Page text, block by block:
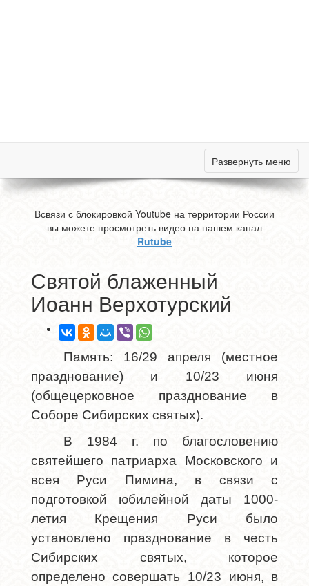
Развернуть меню
Всвязи с блокировкой Youtube на территории России
вы можете просмотреть видео на нашем канал
Rutube
Святой блаженный
Иоанн Верхотурский
Память: 16/29 апреля (местное
празднование) и 10/23 июня
(общецерковное празднование в
Соборе Сибирских святых).
В 1984 г. по благословению
святейшего патриарха Московского и
всея Руси Пимина, в связи с
подготовкой юбилейной даты 1000-
летия Крещения Руси было
установлено празднование в честь
Сибирских святых, которое
определено совершать 10/23 июня, в